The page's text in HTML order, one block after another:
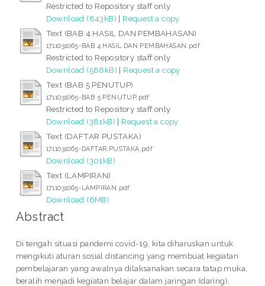
Restricted to Repository staff only
Download (843kB) | Request a copy
Text (BAB 4 HASIL DAN PEMBAHASAN)
1711031065-BAB 4 HASIL DAN PEMBAHASAN.pdf
Restricted to Repository staff only
Download (586kB) | Request a copy
Text (BAB 5 PENUTUP)
1711031065-BAB 5 PENUTUP.pdf
Restricted to Repository staff only
Download (381kB) | Request a copy
Text (DAFTAR PUSTAKA)
1711031065-DAFTAR PUSTAKA.pdf
Download (301kB)
Text (LAMPIRAN)
1711031065-LAMPIRAN.pdf
Download (6MB)
Abstract
Di tengah situasi pandemi covid-19, kita diharuskan untuk
mengikuti aturan sosial distancing yang membuat kegiatan
pembelajaran yang awalnya dilaksanakan secara tatap muka,
beralih menjadi kegiatan belajar dalam jaringan (daring).